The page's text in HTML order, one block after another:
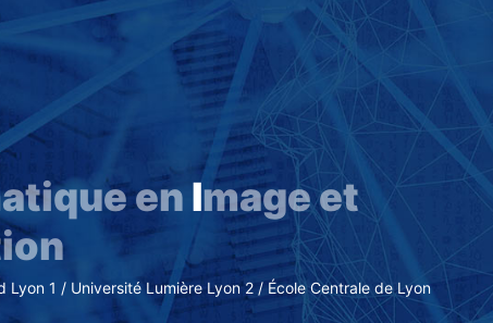
Aller
contenu
principal
en Image et
1 / Université Lumière Lyon 2 / École Centrale de Lyon